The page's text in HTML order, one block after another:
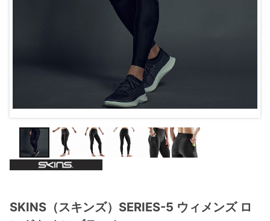
SKINS（スキンズ）SERIES-5 ウィメンズ ロ